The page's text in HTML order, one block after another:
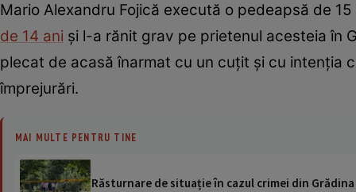
Mario Alexandru Fojică execută o pedeapsă de
de 14 ani și l-a rănit grav pe prietenul acesteia în
plecat de acasă înarmat cu un cuțit și cu intenția
împrejurări.
MAI MULTE PENTRU TINE
Răsturnare de situație în cazul crimei din